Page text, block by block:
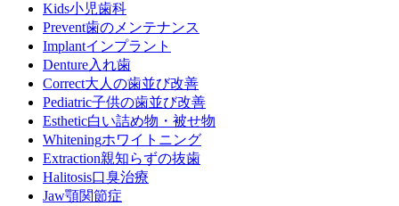
Kids小児歯科
Prevent歯のメンテナンス
Implantインプラント
Denture入れ歯
Correct大人の歯並び改善
Pediatric子供の歯並び改善
Esthetic白い詰め物・被せ物
Whiteningホワイトニング
Extraction親知らずの抜歯
Halitosis口臭治療
Jaw顎関節症